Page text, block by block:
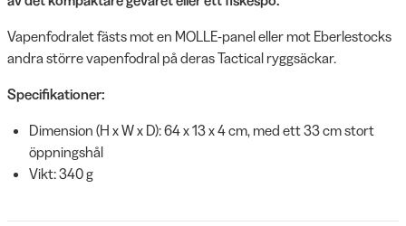
Vapenfodralet fästs mot en MOLLE-panel eller mot Eberlestocks
andra större vapenfodral på deras Tactical ryggsäckar.
Specifikationer:
Dimension (H x W x D): 64 x 13 x 4 cm, med ett 33 cm stort
öppningshål
Vikt: 340 g